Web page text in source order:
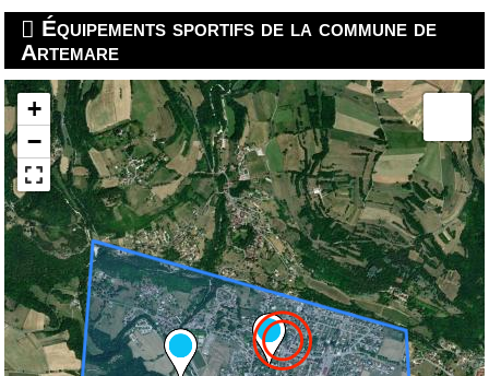
Équipements sportifs de la commune de
Artemare
+
−